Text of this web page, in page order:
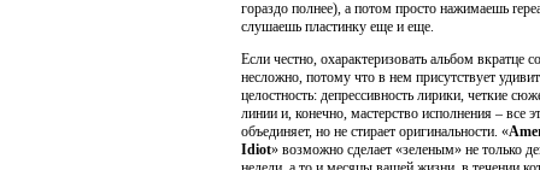
гораздо полнее), а потом просто нажимаешь
слушаешь пластинку еще и еще.
Если честно, охарактеризовать альбом вкратце
несложно, потому что в нем присутствует
целостность: депрессивность лирики, четкие
линии и, конечно, мастерство исполнения – все
объединяет, но не стирает оригинальности. «
Idiot» возможно сделает «зеленым» не только